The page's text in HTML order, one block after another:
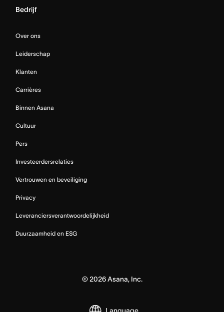
Bedrijf
Over ons
Leiderschap
Klanten
Carrières
Binnen Asana
Cultuur
Pers
Investeerdersrelaties
Vertrouwen en beveiliging
Privacy
Leveranciersverantwoordelijkheid
Duurzaamheid en ESG
© 2026Asana, Inc.
Language